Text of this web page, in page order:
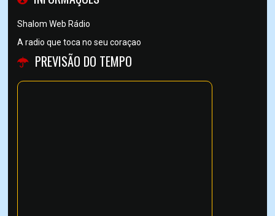
Shalom Web Rádio
A radio que toca no seu coraçao
PREVISÃO DO TEMPO